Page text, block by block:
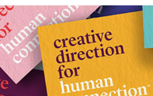
FacebookLinkedIn